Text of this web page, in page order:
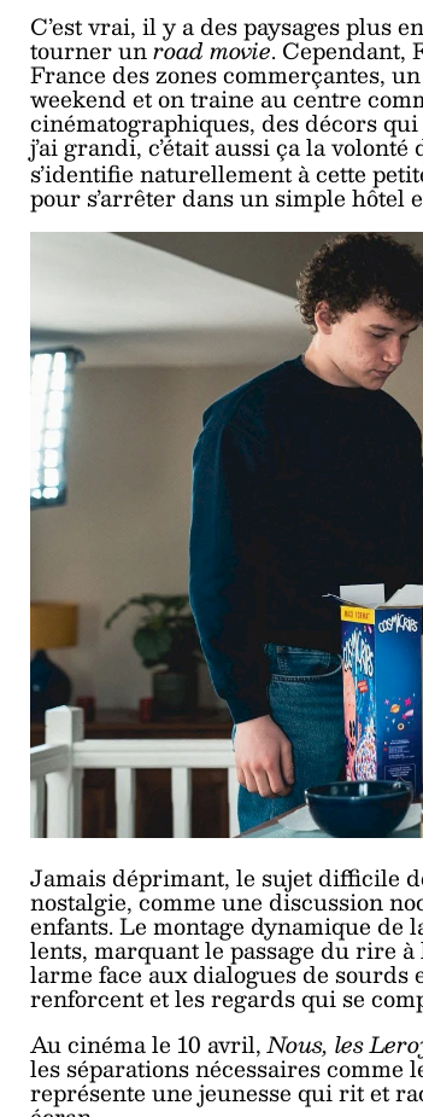
C’est vrai, il y a des paysages plus
tourner unroad movie. Cependant,
France des zones commerçantes,
weekend et on traine au centre
cinématographiques, des décors
j’ai grandi, c’était aussi ça la volonté
s’identifie naturellement à cette
pour s’arrêter dans un simple hôtel
Jamais déprimant, le sujet difficile
nostalgie, comme une discussion
enfants. Le montage dynamique de
lents, marquant le passage du rire à
larme face aux dialogues de sourds
renforcent et les regards qui se
Au cinéma le 10 avril,Nous, les
les séparations nécessaires
représente une jeunesse qui rit et